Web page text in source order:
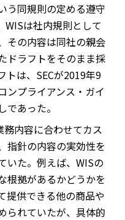
う同規則の定める遵守
WISは社内規則として
その内容は同社の親会
ドラフトをそのまま採
トは、SECが2019年9
ンプライアンス・ガイ
あった。
務内容に合わせてカス
指針の内容の実効性を
いた。例えば、WISの
根拠があるかどうかを
提供できる他の商品や
られていたが、具体的